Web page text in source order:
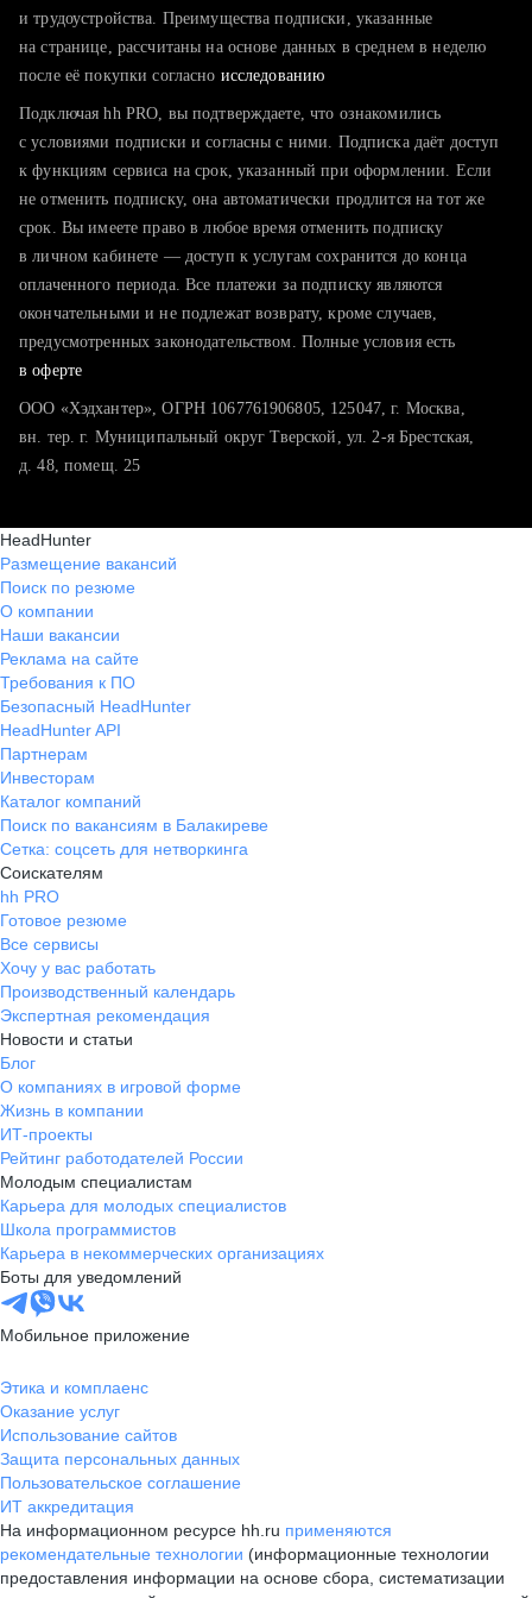
тратите много времени на поиск и вручную поднимаете
хотите сравнить себя с конкурентами и оценить шансы
и трудоустройства. Преимущества подписки, указанные
на странице, рассчитаны на основе данных в среднем в неделю
после её покупки согласно исследованию
Подключая hh PRO, вы подтверждаете, что ознакомились
с условиями подписки и согласны с ними. Подписка даёт доступ
к функциям сервиса на срок, указанный при оформлении. Если
не отменить подписку, она автоматически продлится на тот же
срок. Вы имеете право в любое время отменить подписку
в личном кабинете — доступ к услугам сохранится до конца
оплаченного периода. Все платежи за подписку являются
окончательными и не подлежат возврату, кроме случаев,
предусмотренных законодательством. Полные условия есть
в оферте
ООО «Хэдхантер», ОГРН 1067761906805, 125047, г. Москва,
вн. тер. г. Муниципальный округ Тверской, ул. 2-я Брестская,
д. 48, помещ. 25
HeadHunter
Размещение вакансий
Поиск по резюме
О компании
Наши вакансии
Реклама на сайте
Требования к ПО
Безопасный HeadHunter
HeadHunter API
Партнерам
Инвесторам
Каталог компаний
Поиск по вакансиям в Балакиреве
Сетка: соцсеть для нетворкинга
Соискателям
hh PRO
Готовое резюме
Все сервисы
Хочу у вас работать
Производственный календарь
Экспертная рекомендация
Новости и статьи
Блог
О компаниях в игровой форме
Жизнь в компании
ИТ-проекты
Рейтинг работодателей России
Молодым специалистам
Карьера для молодых специалистов
Школа программистов
Карьера в некоммерческих организациях
Боты для уведомлений
Мобильное приложение
Этика и комплаенс
Оказание услуг
Использование сайтов
Защита персональных данных
Пользовательское соглашение
ИТ аккредитация
На информационном ресурсе hh.ru применяются
рекомендательные технологии (информационные технологии
предоставления информации на основе сбора, систематизации